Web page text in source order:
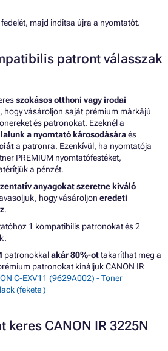
majd indítsa újra a nyomtatót.
patront válasszak
szokásos otthoni vagy irodai
hogy vásároljon saját prémium márkájú
és patronokat. Ezeknél a
a nyomtató károsodásáraés
a patronra. Ezenkívül, ha nyomtatója
PREMIUM nyomtatófestéket,
a pénzét.
anyagokat szeretne kiváló
hogy vásároljon eredeti
.
1 kompatibilis patronokat és 2
patronokkalakár 80%-ottakaríthat meg a
patronokat kínáljuk CANON IR
C-EXV11 (9629A002) - Toner
(fekete )
keres CANON IR 3225N